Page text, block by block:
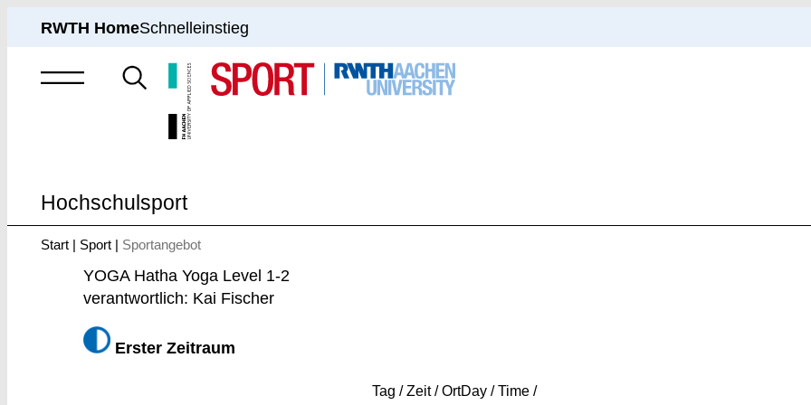
RWTH HomeSchnelleinstieg
Suche
nach
Hochschulsport
hier:
Start Sport Sportangebot
YOGA Hatha Yoga Level 1-2
verantwortlich: Kai Fischer
Erster Zeitraum
Tag / Zeit / OrtDay / Time /